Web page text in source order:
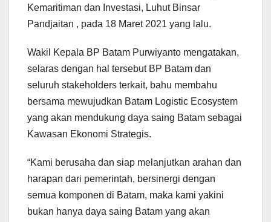
Kemaritiman dan Investasi, Luhut Binsar
Pandjaitan , pada 18 Maret 2021 yang lalu.
Wakil Kepala BP Batam Purwiyanto mengatakan,
selaras dengan hal tersebut BP Batam dan
seluruh stakeholders terkait, bahu membahu
bersama mewujudkan Batam Logistic Ecosystem
yang akan mendukung daya saing Batam sebagai
Kawasan Ekonomi Strategis.
“Kami berusaha dan siap melanjutkan arahan dan
harapan dari pemerintah, bersinergi dengan
semua komponen di Batam, maka kami yakini
bukan hanya daya saing Batam yang akan